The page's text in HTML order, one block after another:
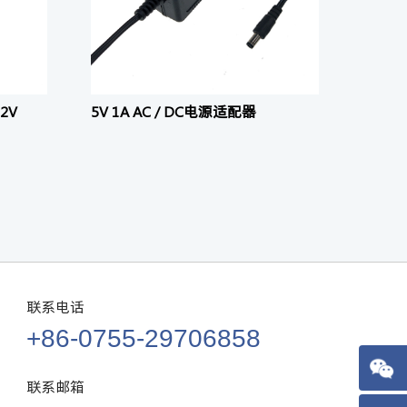
5V 1A AC / DC电源适配器
联系电话
+86-0755-29706858
联系邮箱